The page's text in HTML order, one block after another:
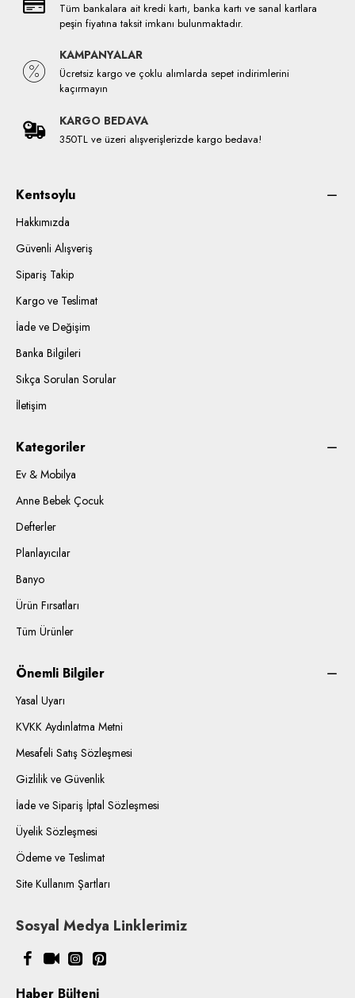
Tüm bankalara ait kredi kartı, banka kartı ve sanal kartlara
peşin fiyatına taksit imkanı bulunmaktadır.
KAMPANYALAR
Ücretsiz kargo ve çoklu alımlarda sepet indirimlerini
kaçırmayın
KARGO BEDAVA
350TL ve üzeri alışverişlerizde kargo bedava!
Kentsoylu
Hakkımızda
Güvenli Alışveriş
Sipariş Takip
Kargo ve Teslimat
İade ve Değişim
Banka Bilgileri
Sıkça Sorulan Sorular
İletişim
Kategoriler
Ev & Mobilya
Anne Bebek Çocuk
Defterler
Planlayıcılar
Banyo
Ürün Fırsatları
Tüm Ürünler
Önemli Bilgiler
Yasal Uyarı
KVKK Aydınlatma Metni
Mesafeli Satış Sözleşmesi
Gizlilik ve Güvenlik
İade ve Sipariş İptal Sözleşmesi
Üyelik Sözleşmesi
Ödeme ve Teslimat
Site Kullanım Şartları
Sosyal Medya Linklerimiz
Haber Bülteni